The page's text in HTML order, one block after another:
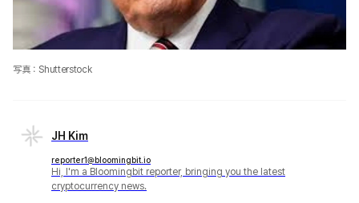
写真：Shutterstock
JH Kim
reporter1@bloomingbit.io
Hi, I'm a Bloomingbit reporter, bringing you the latest
cryptocurrency news.